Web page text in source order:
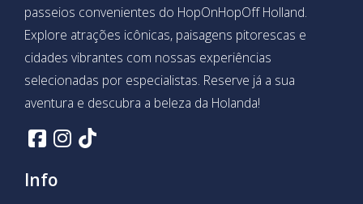
passeios convenientes do HopOnHopOff Holland.
Explore atrações icônicas, paisagens pitorescas e
cidades vibrantes com nossas experiências
selecionadas por especialistas. Reserve já a sua
aventura e descubra a beleza da Holanda!
Info